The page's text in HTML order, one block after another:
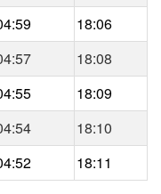
18:06
18:08
18:09
18:10
18:11